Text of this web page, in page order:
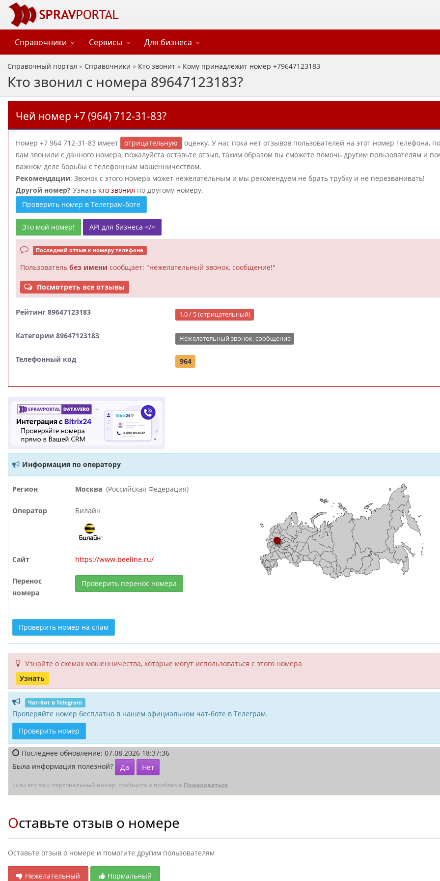
Справочники Сервисы Для бизнеса
Справочный портал » Справочники » Кто звонит » Кому принадлежит номер +79647123183
Кто звонил с номера 89647123183?
Чей номер +7 (964) 712-31-83?
Номер +7 964 712-31-83 имеет отрицательную
оценку. У нас пока нет отзывов пользователей на этот номер телефона,
вам звонили с данного номера, пожалуйста оставьте отзыв, таким образом вы сможете помочь другим пользователям и
важном деле борьбы с телефонным мошенничеством.
Рекомендации: Звонок с этого номера может нежелательным и мы рекомендуем не брать трубку и не перезванивать!
Другой номер? Узнать кто звонил по другому номеру.
Проверить номер в Телеграм-боте
Это мой номер! API для бизнеса </>
Последний отзыв к номеру телефона
Пользователь без имени сообщает: "нежелательный звонок, сообщение!"
Посмотреть все отзывы
Рейтинг 89647123183 1.0 / 5 (отрицательный)
Категории 89647123183 Нежелательный звонок, сообщение
Телефонный код 964
Информация по оператору
Регион Москва (Российская Федерация)
Оператор Билайн
Сайт https://www.beeline.ru/
Перенос
номера
Проверить перенос номера
Проверить номер на спам
Узнайте о схемах мошенни­чества, кото­рые могут исполь­зоваться с этого номера
Узнать
Чат-бот в Telegram
Проверяйте номер бесплатно в нашем официальном чат-боте в Телеграм.
Проверить номер
Последнее обновление: 07.08.2026 18:37:36
Была информация полезной?
Да Нет
Если это ваш персональный номер, сообщите о проблеме Пожаловаться
Оставьте отзыв о номере
Оставьте отзыв о номере и помогите другим пользователям
Нежелательный Нормальный